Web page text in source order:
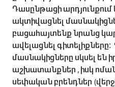
Դասընթացի արդյունքում
ակտիվացնել
բացահայտենք նրանց
ավելացնել
մասնակիցները սկսել
աշխատանքներ , իսկ
սեփական բրենդներ